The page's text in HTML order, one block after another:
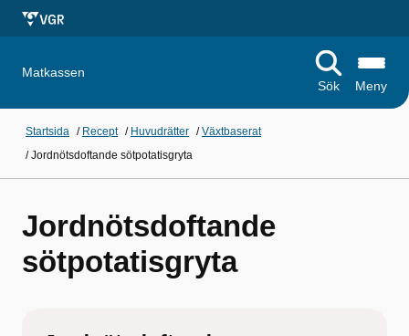
Matkassen
Sök
Meny
Startsida / Recept / Huvudrätter /Växtbaserat
/Jordnötsdoftande sötpotatisgryta
Jordnötsdoftande
sötpotatisgryta